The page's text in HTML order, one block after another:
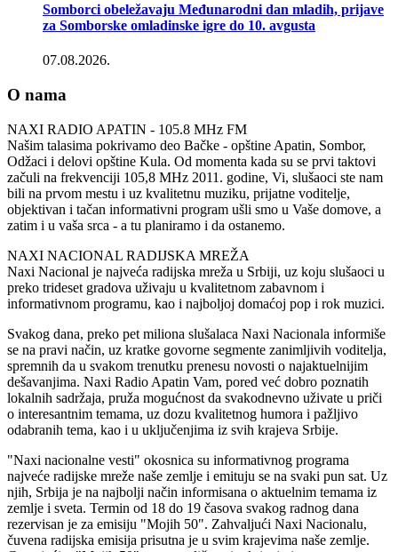
Somborci obeležavaju Međunarodni dan mladih, prijave
za Somborske omladinske igre do 10. avgusta
07.08.2026.
O nama
NAXI RADIO APATIN - 105.8 MHz FM
Našim talasima pokrivamo deo Bačke - opštine Apatin, Sombor,
Odžaci i delovi opštine Kula. Od momenta kada su se prvi taktovi
začuli na frekvenciji 105,8 MHz 2011. godine, Vi, slušaoci ste nam
bili na prvom mestu i uz kvalitetnu muziku, prijatne voditelje,
objektivan i tačan informativni program ušli smo u Vaše domove, a
zatim i u vaša srca - a tu planiramo i da ostanemo.
NAXI NACIONAL RADIJSKA MREŽA
Naxi Nacional je najveća radijska mreža u Srbiji, uz koju slušaoci u
preko trideset gradova uživaju u kvalitetnom zabavnom i
informativnom programu, kao i najboljoj domaćoj pop i rok muzici.
Svakog dana, preko pet miliona slušalaca Naxi Nacionala informiše
se na pravi način, uz kratke govorne segmente zanimljivih voditelja,
spremnih da u svakom trenutku prenesu novosti o najaktuelnijim
dešavanjima. Naxi Radio Apatin Vam, pored već dobro poznatih
lokalnih sadržaja, pruža mogućnost da svakodnevno uživate u priči
o interesantnim temama, uz dozu kvalitetnog humora i pažljivo
odabranih tema, kao i u uključenjima iz svih krajeva Srbije.
"Naxi nacionalne vesti" okosnica su informativnog programa
najveće radijske mreže naše zemlje i emituju se na svaki pun sat. Uz
njih, Srbija je na najbolji način informisana o aktuelnim temama iz
zemlje i sveta. Termin od 18 do 19 časova svakog radnog dana
rezervisan je za emisiju "Mojih 50". Zahvaljući Naxi Nacionalu,
čuvena radijska emisija prisutna je u svim krajevima naše zemlje.